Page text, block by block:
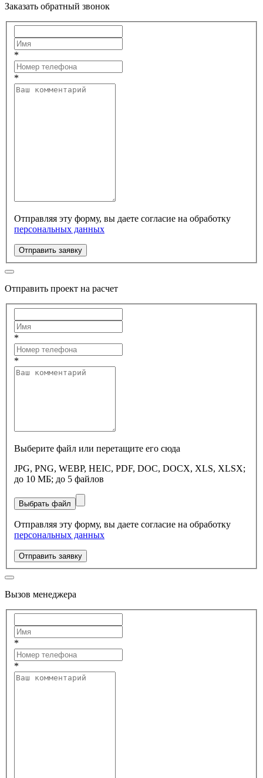
Заказать обратный звонок
*
*
Отправляя эту форму, вы даете согласие на обработку
персональных данных
Отправить заявку
Отправить проект на расчет
*
*
Выберите файл или перетащите его сюда
JPG, PNG, WEBP, HEIC, PDF, DOC, DOCX, XLS, XLSX;
до 10 МБ; до 5 файлов
Выбрать файл
Отправляя эту форму, вы даете согласие на обработку
персональных данных
Отправить заявку
Вызов менеджера
*
*